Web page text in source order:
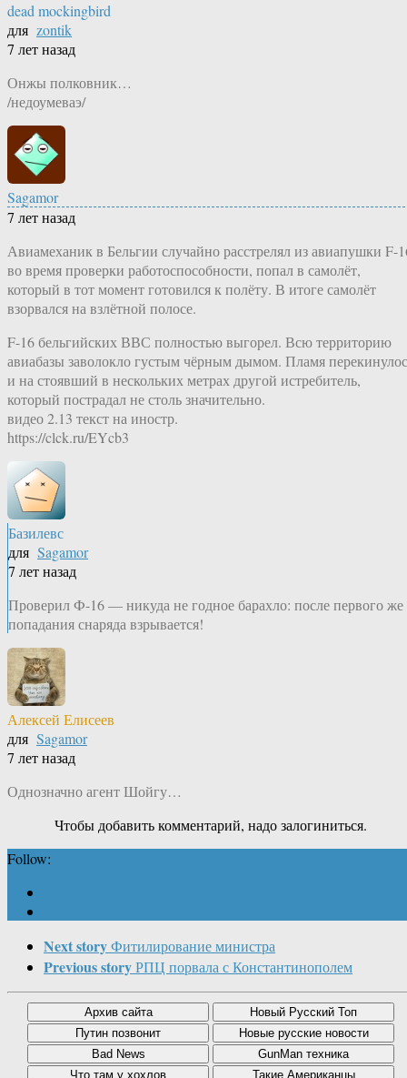
dead mockingbird
для zontik
7 лет назад
Онжы полковник…
/недоумеваэ/
Sagamor
7 лет назад
Авиамеханик в Бельгии случайно расстрелял из авиапушки F-
во время проверки работоспособности, попал в самолёт,
который в тот момент готовился к полёту. В итоге самолёт
взорвался на взлётной полосе.
F-16 бельгийских ВВС полностью выгорел. Всю территорию
авиабазы заволокло густым чёрным дымом. Пламя
и на стоявший в нескольких метрах другой истребитель,
который пострадал не столь значительно.
видео 2.13 текст на иностр.
https://clck.ru/EYcb3
Базилевс
для Sagamor
7 лет назад
Проверил Ф-16 — никуда не годное барахло: после первого же
попадания снаряда взрывается!
Алексей Елисеев
для Sagamor
7 лет назад
Однозначно агент Шойгу…
Чтобы добавить комментарий, надо залогиниться.
Follow:
Next storyФитилирование министра
Previous storyРПЦ порвала с Константинополем